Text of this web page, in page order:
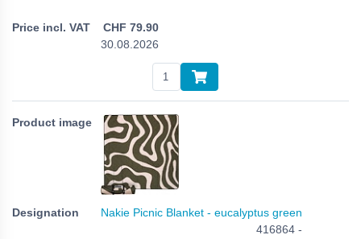
CHF 79.90
30.08.2026
Nakie Picnic Blanket - eucalyptus green
416864 -